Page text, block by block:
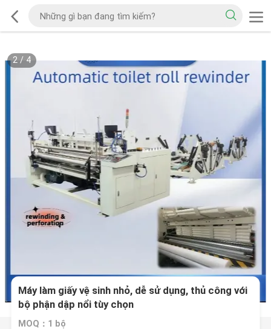
2/ 4
Máy làm giấy vệ sinh nhỏ, dễ sử dụng, thủ công với
bộ phận dập nổi tùy chọn
MOQ：1 bộ